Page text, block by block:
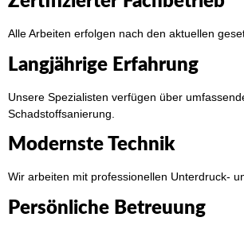
Alle Arbeiten erfolgen nach den aktuellen
Langjährige Erfahrung
Unsere Spezialisten verfügen über
Schadstoffsanierung.
Modernste Technik
Wir arbeiten mit professionellen Unterdruck-
Persönliche Betreuung